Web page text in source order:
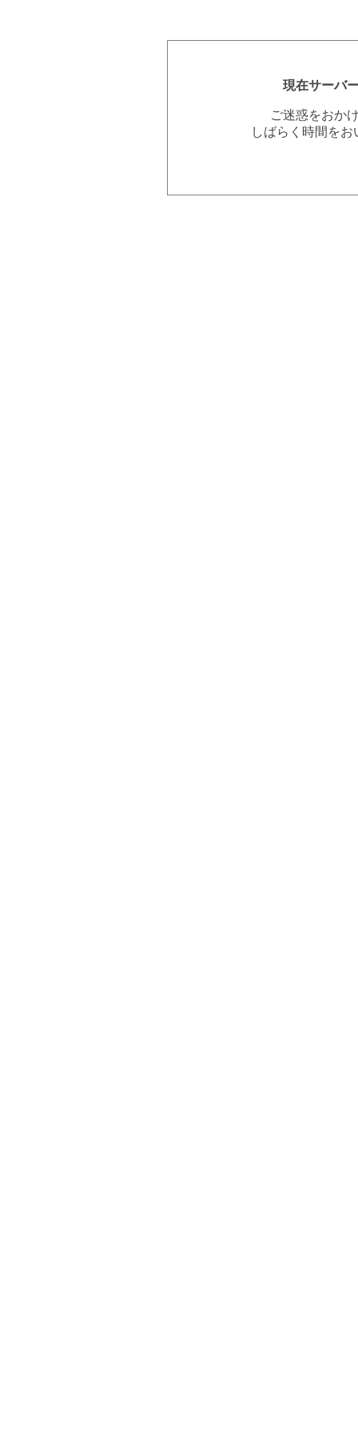
現在サーバ
ご迷惑をおか
しばらく時間を